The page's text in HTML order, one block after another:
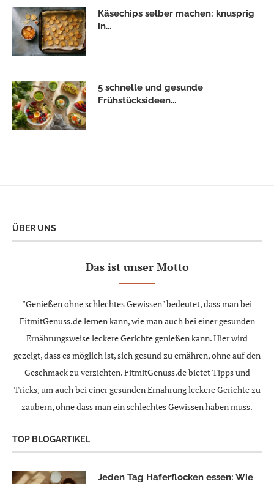
Käsechips selber machen: knusprig
in...
5 schnelle und gesunde
Frühstücksideen...
ÜBER UNS
Das ist unser Motto
"Genießen ohne schlechtes Gewissen" bedeutet, dass man bei
FitmitGenuss.de lernen kann, wie man auch bei einer gesunden
Ernährungsweise leckere Gerichte genießen kann. Hier wird
gezeigt, dass es möglich ist, sich gesund zu ernähren, ohne auf den
Geschmack zu verzichten. FitmitGenuss.de bietet Tipps und
Tricks, um auch bei einer gesunden Ernährung leckere Gerichte zu
zaubern, ohne dass man ein schlechtes Gewissen haben muss.
TOP BLOGARTIKEL
Jeden Tag Haferflocken essen: Wie